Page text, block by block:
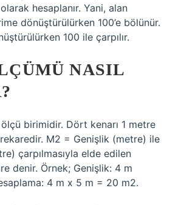
hesaplanır. Yani, alan
dönüştürülürken 100’e bölünür.
100 ile çarpılır.
NASIL
birimidir. Dört kenarı 1 metre
M2 = Genişlik (metre) ile
çarpılmasıyla elde edilen
denir. Örnek; Genişlik: 4 m
4 m x 5 m = 20 m2.